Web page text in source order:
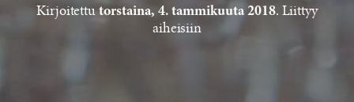
Kirjoitettutorstaina, 4. tammikuuta 2018. Liittyy
aiheisiin